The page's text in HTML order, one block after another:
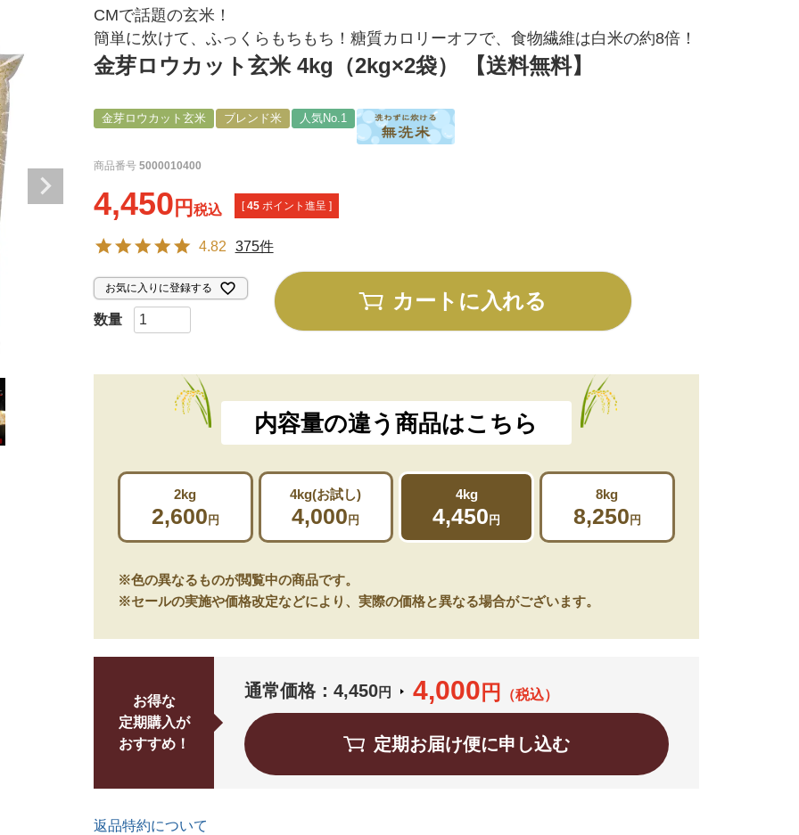
CMで話題の玄米！
簡単に炊けて、ふっくらもちもち！糖質カロリーオフで、食物繊維は白米の約8倍！
金芽ロウカット玄米 4kg（2kg×2袋） 【送料無料】
金芽ロウカット玄米 ブレンド米 人気No.1
商品番号 5000010400
4,450 税込 [ 45 ポイント進呈 ]
4.82 375件
お気に入りに登録する
カートに入れる
内容量の違う商品はこちら
2kg
2,600 円
4kg(お試し)
4,000 円
4kg
4,450 円
8kg
8,250 円
※色の異なるものが閲覧中の商品です。
※セールの実施や価格改定などにより、実際の価格と異なる場合がございます。
お得な
定期購入が
おすすめ！
通常価格：4,450円 4,000 円 （税込）
定期お届け便に申し込む
返品特約について